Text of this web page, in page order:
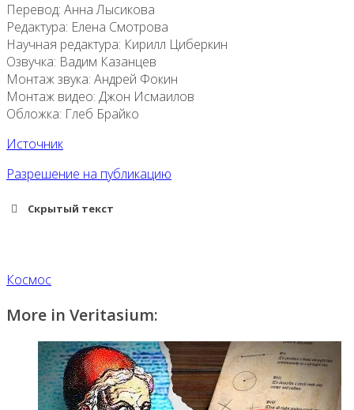
Перевод: Анна Лысикова
Редактура: Елена Смотрова
Научная редактура: Кирилл Циберкин
Озвучка: Вадим Казанцев
Монтаж звука: Андрей Фокин
Монтаж видео: Джон Исмаилов
Обложка: Глеб Брайко
Источник
Разрешение на публикацию
Скрытый текст
Космос
More in Veritasium: